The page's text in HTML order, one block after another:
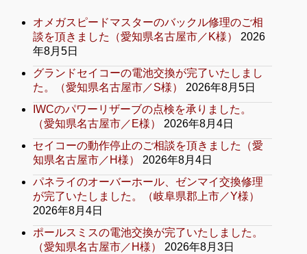
オメガスピードマスターのバックル修理のご相
談を頂きました（愛知県名古屋市／K様）
2026
年8月5日
グランドセイコーの電池交換が完了いたしまし
た。（愛知県名古屋市／S様）
2026年8月5日
IWCのパワーリザーブの点検を承りました。
（愛知県名古屋市／E様）
2026年8月4日
セイコーの動作停止のご相談を頂きました（愛
知県名古屋市／H様）
2026年8月4日
パネライのオーバーホール、ゼンマイ交換修理
が完了いたしました。（岐阜県郡上市／Y様）
2026年8月4日
ポールスミスの電池交換が完了いたしました。
（愛知県名古屋市／H様）
2026年8月3日